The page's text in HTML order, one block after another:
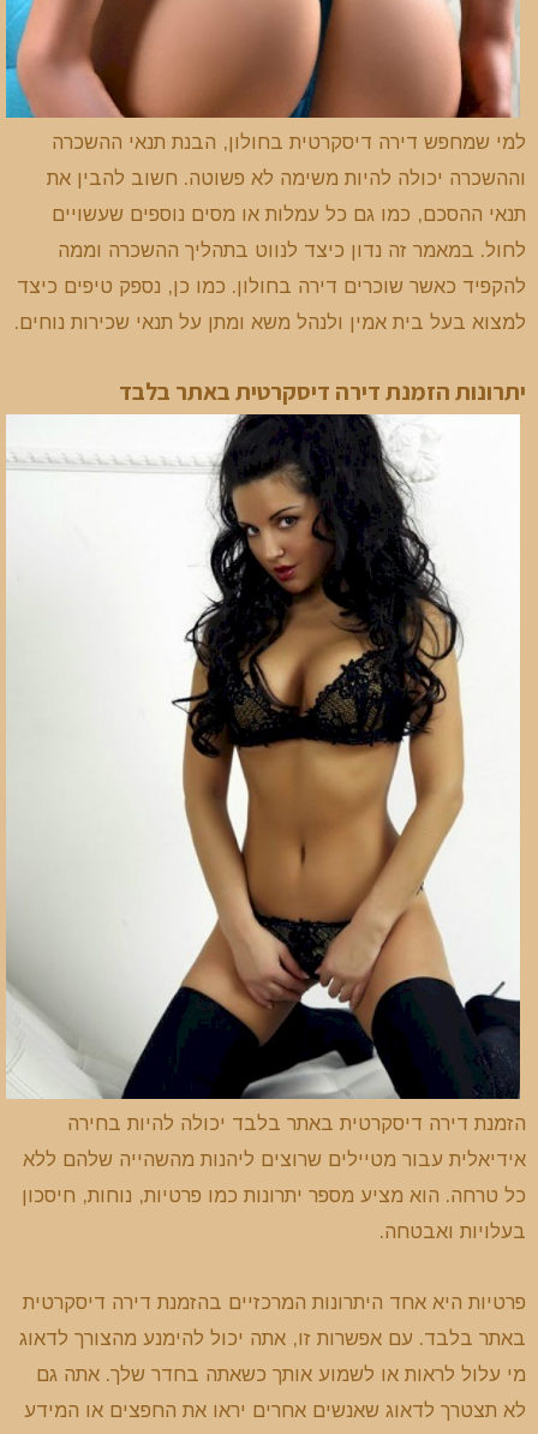
למי שמחפש דירה דיסקרטית בחולון, הבנת תנאי ההשכרה
וההשכרה יכולה להיות משימה לא פשוטה. חשוב להבין את
תנאי ההסכם, כמו גם כל עמלות או מסים נוספים שעשויים
לחול. במאמר זה נדון כיצד לנווט בתהליך ההשכרה וממה
להקפיד כאשר שוכרים דירה בחולון. כמו כן, נספק טיפים כיצד
למצוא בעל בית אמין ולנהל משא ומתן על תנאי שכירות נוחים.
יתרונות הזמנת דירה דיסקרטית באתר בלבד
הזמנת דירה דיסקרטית באתר בלבד יכולה להיות בחירה
אידיאלית עבור מטיילים שרוצים ליהנות מהשהייה שלהם ללא
כל טרחה. הוא מציע מספר יתרונות כמו פרטיות, נוחות, חיסכון
בעלויות ואבטחה.
פרטיות היא אחד היתרונות המרכזיים בהזמנת דירה דיסקרטית
באתר בלבד. עם אפשרות זו, אתה יכול להימנע מהצורך לדאוג
מי עלול לראות או לשמוע אותך כשאתה בחדר שלך. אתה גם
לא תצטרך לדאוג שאנשים אחרים יראו את החפצים או המידע